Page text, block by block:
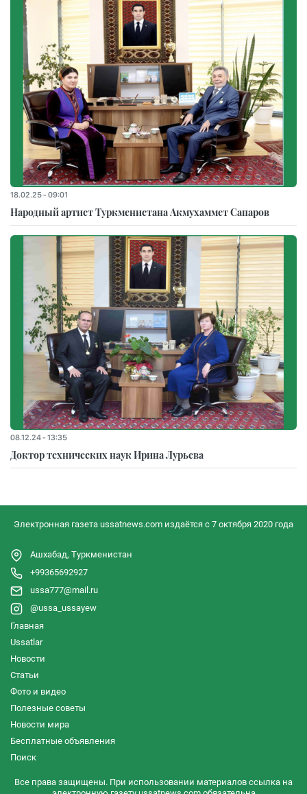
18.02.25 - 09:01
Народный артист Туркменистана Акмухаммет Сапаров
08.12.24 - 13:35
Доктор технических наук Ирина Лурьева
Электронная газета ussatnews.com издаётся с 7 октября 2020 года
Ашхабад, Туркменистан
+99365692927
ussa777@mail.ru
@ussa_ussayew
Главная
Ussatlar
Новости
Статьи
Фото и видео
Полезные советы
Новости мира
Бесплатные объявления
Поиск
Все права защищены. При использовании материалов ссылка на